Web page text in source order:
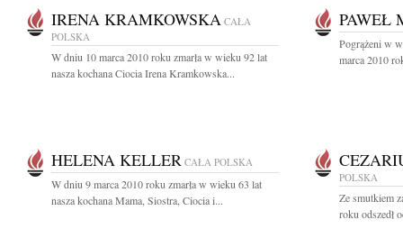
IRENA KRAMKOWSKA CAŁA
POLSKA
W dniu 10 marca 2010 roku zmarła w wieku 92 lat
nasza kochana Ciocia Irena Kramkowska...
PAWEŁ
Pogrążeni w
marca 2010
HELENA KELLER CAŁA POLSKA
W dniu 9 marca 2010 roku zmarła w wieku 63 lat
nasza kochana Mama, Siostra, Ciocia i...
POLSKA
Ze smutkiem
roku odszedł